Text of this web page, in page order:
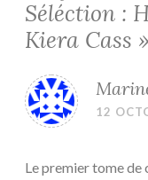
Séléction :
Kiera Cass »
12
Le premier tome de